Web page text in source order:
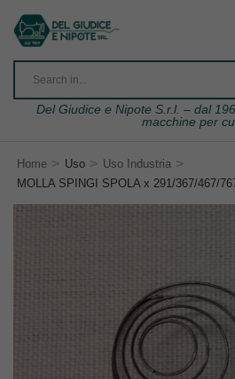
Del Giudice e Nipote S.r.l. – dal
macchine per
Home > Uso > Uso Industria >
MOLLA SPINGI SPOLA x 291/367/467/